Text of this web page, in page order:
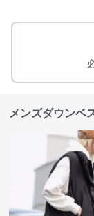
メンズダウンベ